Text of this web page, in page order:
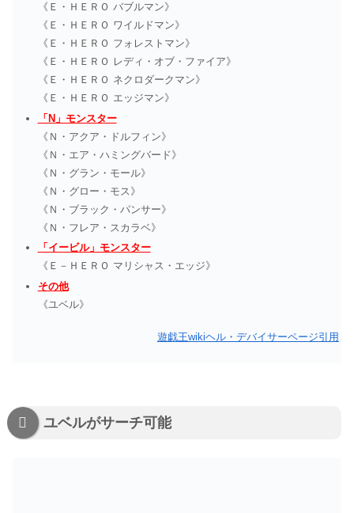
《Ｅ・ＨＥＲＯ バブルマン》
《Ｅ・ＨＥＲＯ ワイルドマン》
《Ｅ・ＨＥＲＯ フォレストマン》
《Ｅ・ＨＥＲＯ レディ・オブ・ファイア》
《Ｅ・ＨＥＲＯ ネクロダークマン》
《Ｅ・ＨＥＲＯ エッジマン》
「N」モンスター
《Ｎ・アクア・ドルフィン》
《Ｎ・エア・ハミングバード》
《Ｎ・グラン・モール》
《Ｎ・グロー・モス》
《Ｎ・ブラック・パンサー》
《Ｎ・フレア・スカラベ》
「イービル」モンスター
《Ｅ－ＨＥＲＯ マリシャス・エッジ》
その他
《ユベル》
遊戯王wikiヘル・デバイサーページ引用
ユベルがサーチ可能